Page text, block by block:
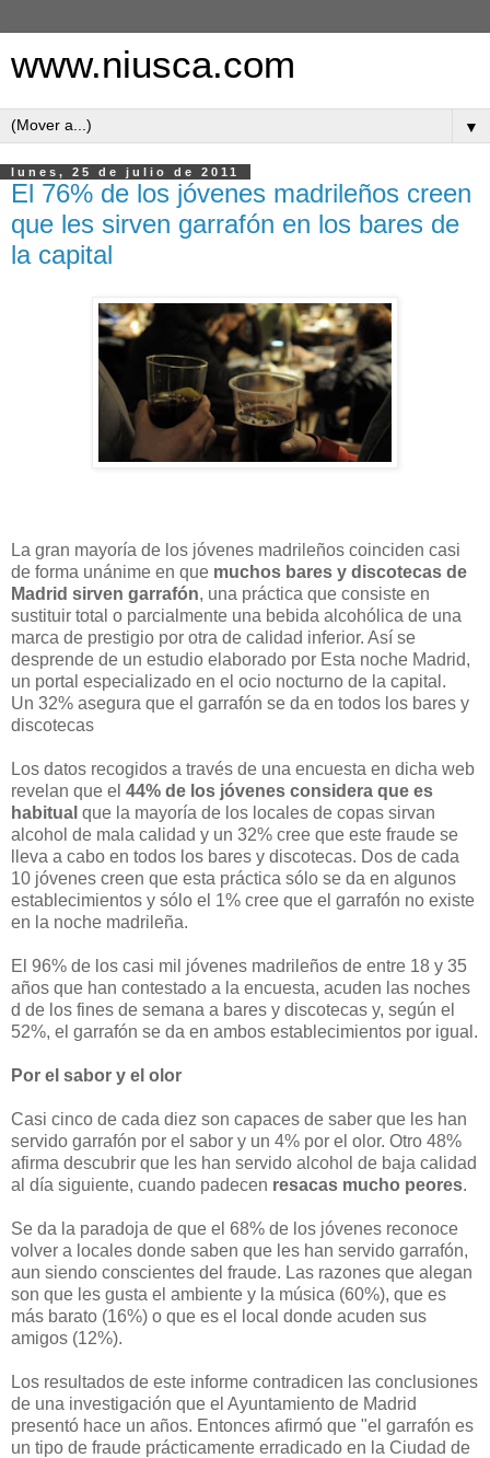
www.niusca.com
▼
lunes, 25 de julio de 2011
El 76% de los jóvenes madrileños creen
que les sirven garrafón en los bares de
la capital
La gran mayoría de los jóvenes madrileños coinciden casi
de forma unánime en que muchos bares y discotecas de
Madrid sirven garrafón, una práctica que consiste en
sustituir total o parcialmente una bebida alcohólica de una
marca de prestigio por otra de calidad inferior. Así se
desprende de un estudio elaborado por Esta noche Madrid,
un portal especializado en el ocio nocturno de la capital.
Un 32% asegura que el garrafón se da en todos los bares y
discotecas
Los datos recogidos a través de una encuesta en dicha web
revelan que el 44% de los jóvenes considera que es
habitual que la mayoría de los locales de copas sirvan
alcohol de mala calidad y un 32% cree que este fraude se
lleva a cabo en todos los bares y discotecas. Dos de cada
10 jóvenes creen que esta práctica sólo se da en algunos
establecimientos y sólo el 1% cree que el garrafón no existe
en la noche madrileña.
El 96% de los casi mil jóvenes madrileños de entre 18 y 35
años que han contestado a la encuesta, acuden las noches
d de los fines de semana a bares y discotecas y, según el
52%, el garrafón se da en ambos establecimientos por igual.
Por el sabor y el olor
Casi cinco de cada diez son capaces de saber que les han
servido garrafón por el sabor y un 4% por el olor. Otro 48%
afirma descubrir que les han servido alcohol de baja calidad
al día siguiente, cuando padecen resacas mucho peores.
Se da la paradoja de que el 68% de los jóvenes reconoce
volver a locales donde saben que les han servido garrafón,
aun siendo conscientes del fraude. Las razones que alegan
son que les gusta el ambiente y la música (60%), que es
más barato (16%) o que es el local donde acuden sus
amigos (12%).
Los resultados de este informe contradicen las conclusiones
de una investigación que el Ayuntamiento de Madrid
presentó hace un años. Entonces afirmó que "el garrafón es
un tipo de fraude prácticamente erradicado en la Ciudad de